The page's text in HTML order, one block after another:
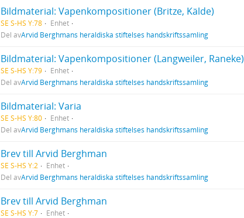
Bildmaterial: Vapenkompositioner (Britze, Kälde)
SE S-HS Y:78
Enhet
Del avArvid Berghmans heraldiska stiftelses handskriftssamling
Bildmaterial: Vapenkompositioner (Langweiler, Raneke)
SE S-HS Y:79
Enhet
Del avArvid Berghmans heraldiska stiftelses handskriftssamling
Bildmaterial: Varia
SE S-HS Y:80
Enhet
Del avArvid Berghmans heraldiska stiftelses handskriftssamling
Brev till Arvid Berghman
SE S-HS Y:2
Enhet
Del avArvid Berghmans heraldiska stiftelses handskriftssamling
Brev till Arvid Berghman
SE S-HS Y:7
Enhet